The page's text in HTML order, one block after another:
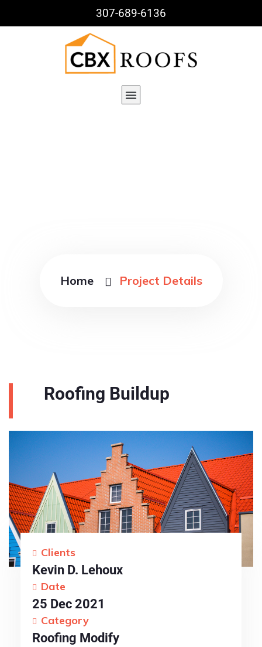
307-689-6136
Home Project Details
Roofing Buildup
Clients
Kevin D. Lehoux
Date
25 Dec 2021
Category
Roofing Modify